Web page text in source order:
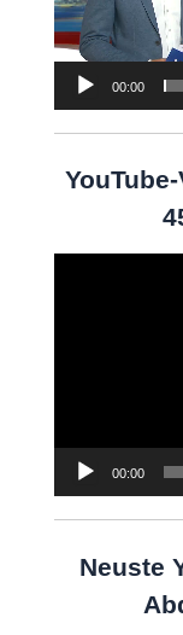
00:00
00:00
Neuste